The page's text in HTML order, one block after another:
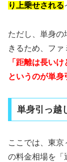
り上乗せされる
ただし、単身の
きるため、ファ
「距離は長い
というのが単身
単身引っ越
ここでは、東
の料金相場を「